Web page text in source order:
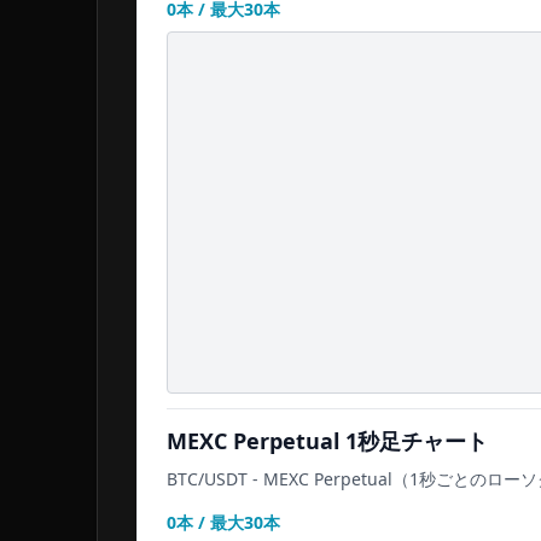
0本 / 最大30本
MEXC Perpetual 1秒足チャート
BTC/USDT - MEXC Perpetual （1秒ごとのロー
0本 / 最大30本